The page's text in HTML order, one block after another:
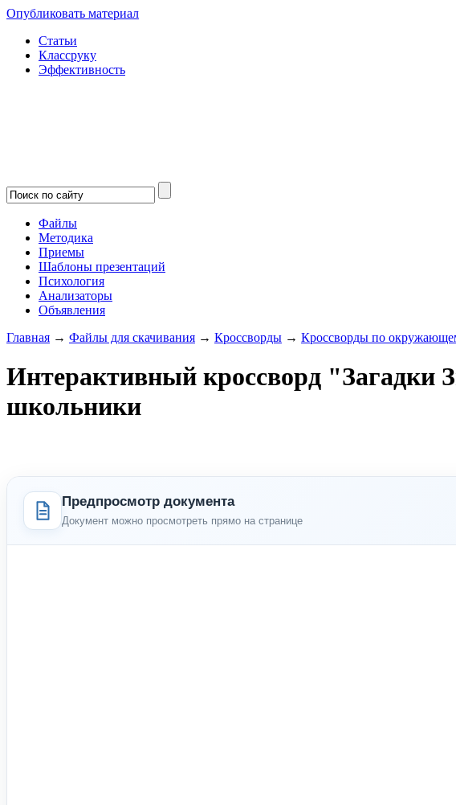
Опубликовать материал
Статьи
Классруку
Эффективность
Файлы
Методика
Приемы
Шаблоны презентаций
Психология
Анализаторы
Объявления
Главная → Файлы для скачивания → Кроссворды → Кроссворды по
Интерактивный кроссворд "Загадки
школьники
Предпросмотр документа
Документ можно просмотреть прямо на странице